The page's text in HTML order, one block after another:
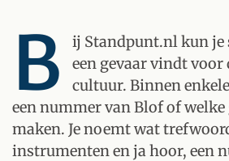
B
ij Standpunt.nl kun je
een gevaar vindt voor
cultuur. Binnen
een nummer van Blof of
maken. Je noemt wat
instrumenten en ja hoor, een